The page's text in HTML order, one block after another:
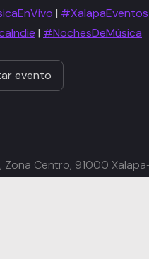
| #XalapaEventos
| #NochesDeMúsica
evento
Centro, 91000